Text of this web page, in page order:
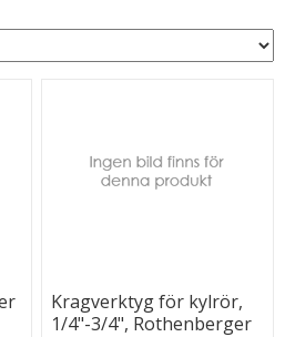
Kragverktyg för kylrör,
1/4"-3/4", Rothenberger